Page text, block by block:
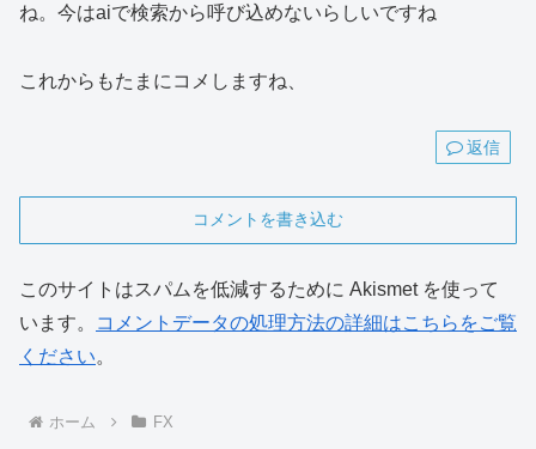
ね。今はaiで検索から呼び込めないらしいですね
これからもたまにコメしますね、
返信
コメントを書き込む
このサイトはスパムを低減するために Akismet を使って
います。
コメントデータの処理方法の詳細はこちらをご覧
ください。
ホーム FX